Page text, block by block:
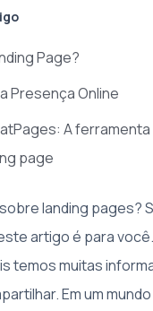
Page?
Presença Online
A ferramenta
page
landing pages?
artigo é para você.
temos muitas
Em um